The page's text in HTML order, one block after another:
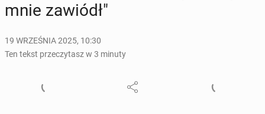
mnie zawiódł"
19 WRZEŚNIA 2025, 10:30
Ten tekst przeczytasz w 3 minuty